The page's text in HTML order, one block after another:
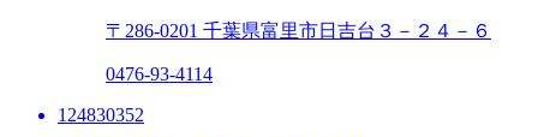
〒286-0201 千葉県富里市日吉台３－２４－６
0476-93-4114
124830352